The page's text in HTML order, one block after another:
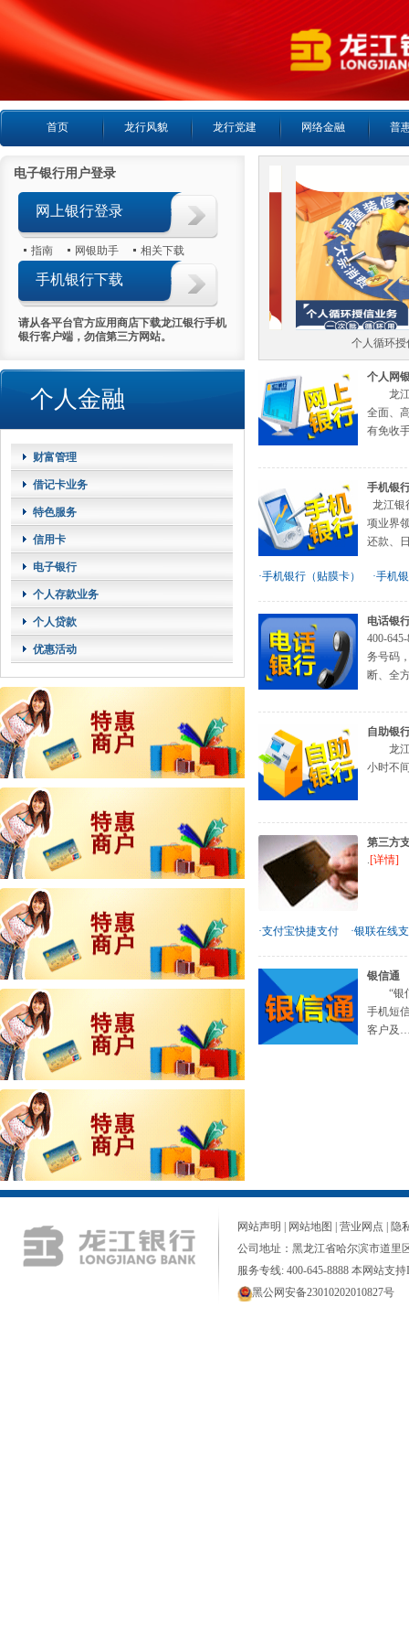
首页 龙行风貌 龙行党建 网络金融 普
电子银行用户登录
网上银行登录
指南 网银助手 相关下载
手机银行下载
请从各平台官方应用商店下载龙江银行手机
银行客户端，勿信第三方网站。
个人金融
财富管理
借记卡业务
特色服务
信用卡
电子银行
个人存款业务
个人贷款
优惠活动
个人房产抵押贷款 个人循环授
个人网
龙江
全面、
有免收
手机银
龙江银
项业界
还款、
·手机银行（贴膜卡） ·手机
电话银
400-
务号码
断、全
自助银
龙江
小时不
第三方
.[详情]
·支付宝快捷支付 ·银联在线
银信通
“银信
手机短
客户及
网站声明 网站地图 营业网点
隐
公司地址：黑龙江省哈尔滨市道里
服务专线: 400-645-8888 本网站支持
黑公网安备23010202010827号